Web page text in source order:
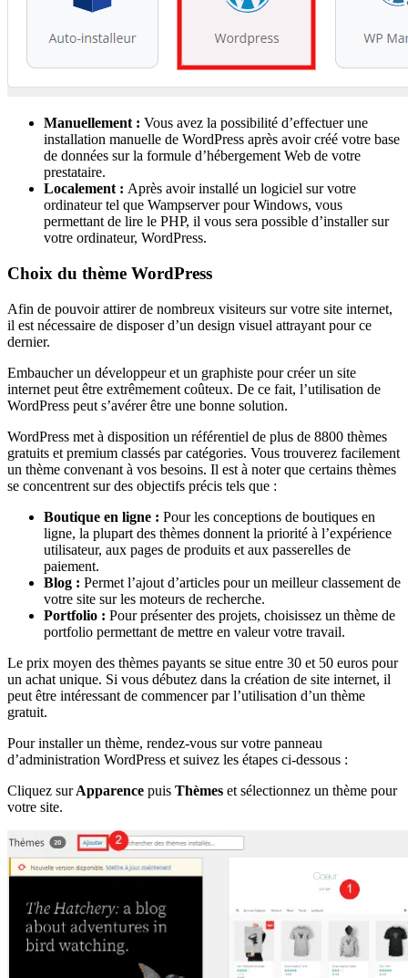
Manuellement : Vous avez la possibilité d’effectuer une
installation manuelle de WordPress après avoir créé votre base
de données sur la formule d’hébergement Web de votre
prestataire.
Localement : Après avoir installé un logiciel sur votre
ordinateur tel que Wampserver pour Windows, vous
permettant de lire le PHP, il vous sera possible d’installer sur
votre ordinateur, WordPress.
Choix du thème WordPress
Afin de pouvoir attirer de nombreux visiteurs sur votre site internet,
il est nécessaire de disposer d’un design visuel attrayant pour ce
dernier.
Embaucher un développeur et un graphiste pour créer un site
internet peut être extrêmement coûteux. De ce fait, l’utilisation de
WordPress peut s’avérer être une bonne solution.
WordPress met à disposition un référentiel de plus de 8800 thèmes
gratuits et premium classés par catégories. Vous trouverez facilement
un thème convenant à vos besoins. Il est à noter que certains thèmes
se concentrent sur des objectifs précis tels que :
Boutique en ligne : Pour les conceptions de boutiques en
ligne, la plupart des thèmes donnent la priorité à l’expérience
utilisateur, aux pages de produits et aux passerelles de
paiement.
Blog : Permet l’ajout d’articles pour un meilleur classement de
votre site sur les moteurs de recherche.
Portfolio : Pour présenter des projets, choisissez un thème de
portfolio permettant de mettre en valeur votre travail.
Le prix moyen des thèmes payants se situe entre 30 et 50 euros pour
un achat unique. Si vous débutez dans la création de site internet, il
peut être intéressant de commencer par l’utilisation d’un thème
gratuit.
Pour installer un thème, rendez-vous sur votre panneau
d’administration WordPress et suivez les étapes ci-dessous :
Cliquez surApparence puis Thèmes et sélectionnez un thème pour
votre site.